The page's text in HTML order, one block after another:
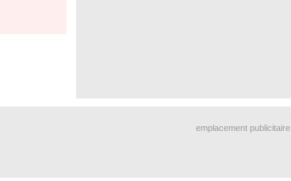
emplacement publicitaire